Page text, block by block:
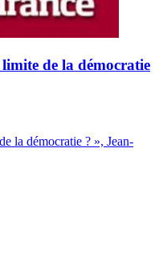
de la démocratie
la démocratie ? », Jean-